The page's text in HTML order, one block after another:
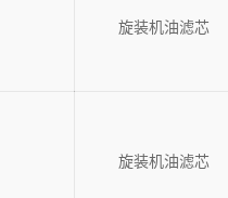
旋装机油滤芯
旋装机油滤芯